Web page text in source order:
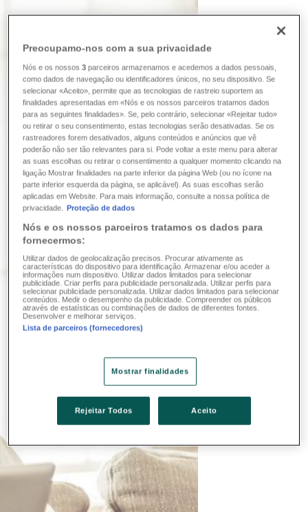
Preocupamo-nos com a sua privacidade
Nós e os nossos3 parceiros armazenamos e acedemos a dados pessoais,
como dados de navegação ou identificadores únicos, no seu dispositivo. Se
selecionar «Aceito», permite que as tecnologias de rastreio suportem as
finalidades apresentadas em «Nós e os nossos parceiros tratamos dados
para as seguintes finalidades». Se, pelo contrário, selecionar «Rejeitar tudo»
ou retirar o seu consentimento, estas tecnologias serão desativadas. Se os
rastreadores forem desativados, alguns conteúdos e anúncios que vê
poderão não ser tão relevantes para si. Pode voltar a este menu para alterar
as suas escolhas ou retirar o consentimento a qualquer momento clicando na
ligação Mostrar finalidades na parte inferior da página Web (ou no ícone na
parte inferior esquerda da página, se aplicável). As suas escolhas serão
aplicadas em Website. Para mais informação, consulte a nossa política de
privacidade. Proteção de dados
Nós e os nossos parceiros tratamos os dados para
fornecermos:
Utilizar dados de geolocalização precisos. Procurar ativamente as
características do dispositivo para identificação. Armazenar e/ou aceder a
informações num dispositivo. Utilizar dados limitados para selecionar
publicidade. Criar perfis para publicidade personalizada. Utilizar perfis para
selecionar publicidade personalizada. Utilizar dados limitados para selecionar
conteúdos. Medir o desempenho da publicidade. Compreender os públicos
através de estatísticas ou combinações de dados de diferentes fontes.
Desenvolver e melhorar serviços.
Lista de parceiros (fornecedores)
Mostrar finalidades
Rejeitar Todos Aceito